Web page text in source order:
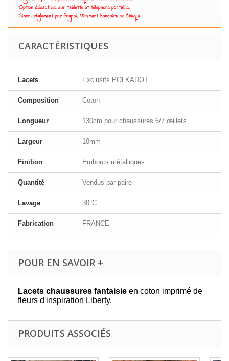
CARACTÉRISTIQUES
Lacets Exclusifs POLKADOT
Composition Coton
Longueur 130cm pour chaussures 6/7 œillets
Largeur 10mm
Finition Embouts métalliques
Quantité Vendus par paire
Lavage 30°C
Fabrication FRANCE
POUR EN SAVOIR +
Lacets chaussures fantaisie en coton imprimé de
fleurs d'inspiration Liberty.
PRODUITS ASSOCIÉS